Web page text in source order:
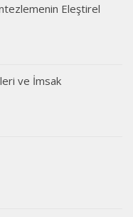
Eleştirel
ve İmsak